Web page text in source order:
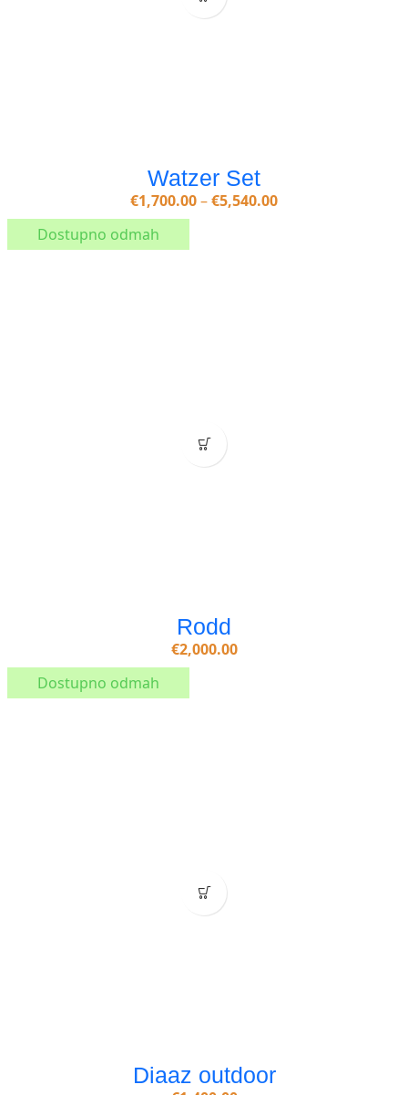
Watzer Set
€1,700.00–€5,540.00
Rodd
€2,000.00
Dostupno odmah
Diaaz outdoor
Dostupno odmah